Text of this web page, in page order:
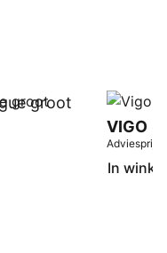
groot
VIGO
Adviesprijs
In